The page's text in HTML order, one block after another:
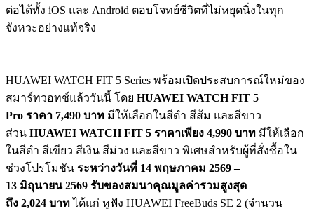
ต่อได้ทั้ง iOS และ Android ตอบโจทย์ชีวิตที่ไม่หยุดนิ่งในทุก
จังหวะอย่างแท้จริง
HUAWEI WATCH FIT 5 Series พร้อมเปิดประสบการณ์ใหม่ของ
สมาร์ทวอทช์แล้ววันนี้ โดย HUAWEI WATCH FIT 5
Pro ราคา 7,490 บาท มีให้เลือกในสีดำ สีส้ม และสีขาว
ส่วน HUAWEI WATCH FIT 5 ราคาเพียง 4,990 บาท มีให้เลือก
ในสีดำ สีเขียว สีเงิน สีม่วง และสีขาว พิเศษสำหรับผู้ที่สั่งซื้อใน
ช่วงโปรโมชัน ระหว่างวันที่ 14 พฤษภาคม 2569 –
13 มิถุนายน 2569 รับของสมนาคุณมูลค่ารวมสูงสุด
ถึง 2,024 บาท ได้แก่ หูฟัง HUAWEI FreeBuds SE 2 (จำนวน